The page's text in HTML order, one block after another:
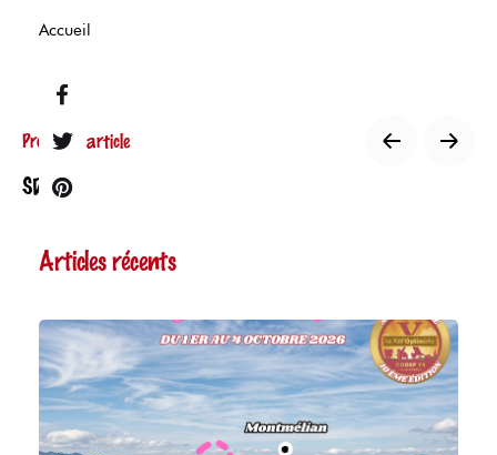
Accueil
Prochain article
SDIS 74
Articles récents